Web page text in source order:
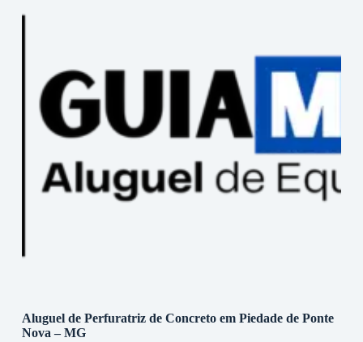
Aluguel de Perfuratriz de Concreto em Piedade de Ponte
Nova – MG